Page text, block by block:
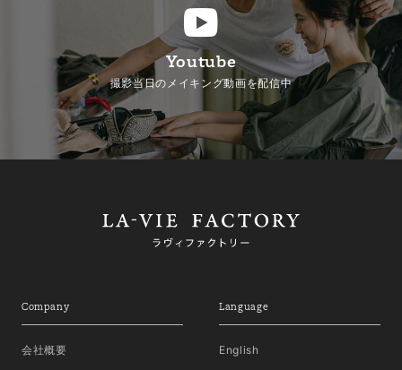
Youtube
撮影当日のメイキング動画を配信中
Company
会社概要
Language
English